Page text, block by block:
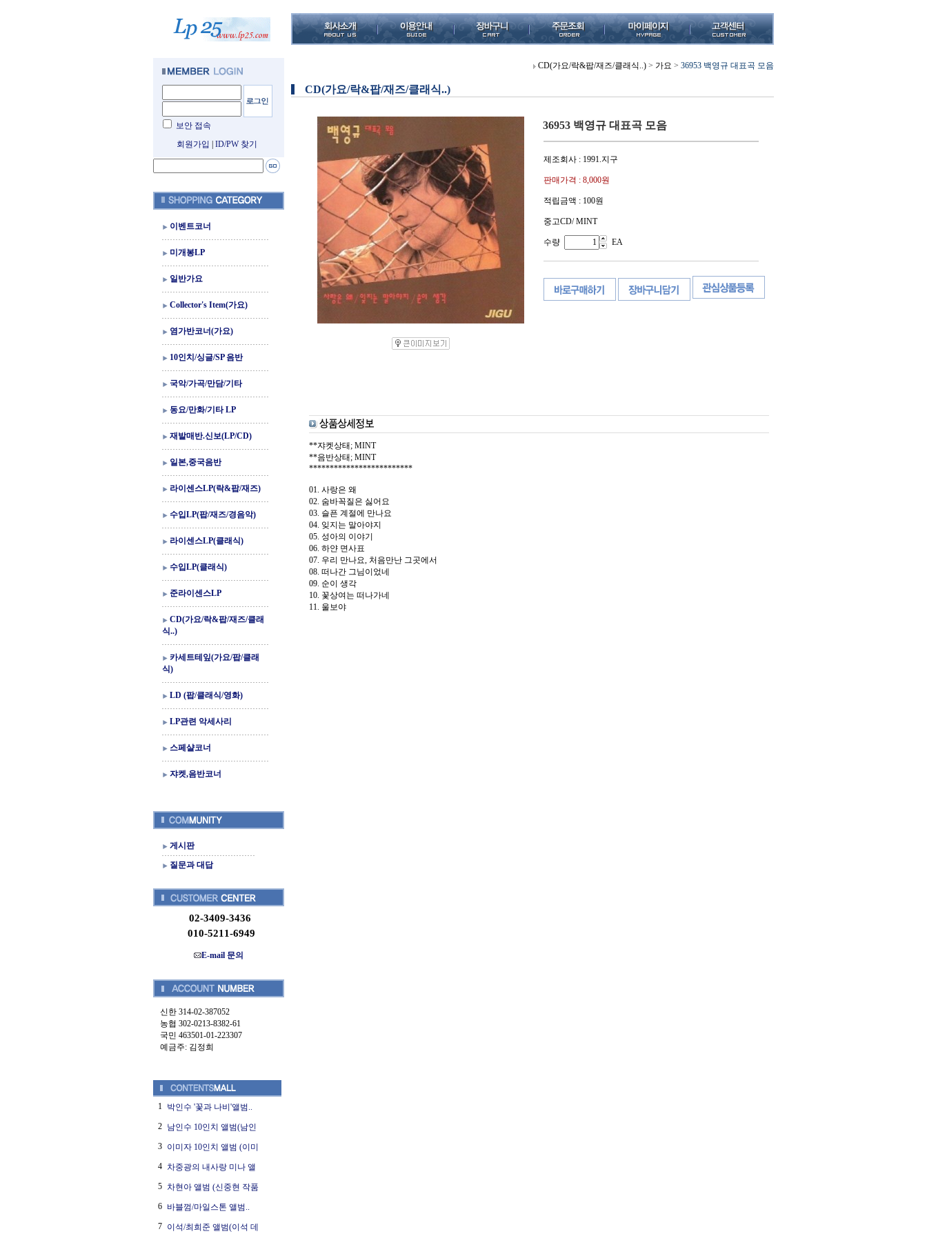
보안 접속
회원가입
ID/PW 찾기
이벤트코너
미개봉LP
일반가요
Collector's Item(가요)
염가반코너(가요)
10인치/싱글/SP 음반
국악/가곡/만담/기타
동요/만화/기타 LP
재발매반.신보(LP/CD)
일본,중국음반
라이센스LP(락&팝/재즈)
수입LP(팝/재즈/경음악)
라이센스LP(클래식)
수입LP(클래식)
준라이센스LP
CD(가요/락&팝/재즈/클래
식..)
카세트테잎(가요/팝/클래
식)
LD (팝/클래식/영화)
LP관련 악세사리
스페샬코너
쟈켓,음반코너
게시판
질문과 대답
02-3409-3436
010-5211-6949
E-mail 문의
신한 314-02-387052
농협 302-0213-8382-61
국민 463501-01-223307
예금주: 김정희
1 박인수 '꽃과 나비'앨범..
2 남인수 10인치 앨범(남인
3 이미자 10인치 앨범 (이미
4 차중광의 내사랑 미나 앨
5 차현아 앨범 (신중현 작품
6 바블껌/마일스톤 앨범..
7 이석/최희준 앨범(이석 데
CD(가요/락&팝/재즈/클래식..) > 가요 > 36953 백영규 대표곡 모음
CD(가요/락&팝/재즈/클래식..)
36953 백영규 대표곡 모음
제조회사 : 1991.지구
판매가격 : 8,000원
적립금액 : 100원
중고CD/ MINT
수량 EA
**쟈켓상태; MINT
**음반상태; MINT
*************************
01. 사랑은 왜
02. 숨바꼭질은 싫어요
03. 슬픈 계절에 만나요
04. 잊지는 말아야지
05. 성아의 이야기
06. 하얀 면사표
07. 우리 만나요, 처음만난 그곳에서
08. 떠나간 그님이었네
09. 순이 생각
10. 꽃상여는 떠나가네
11. 울보야